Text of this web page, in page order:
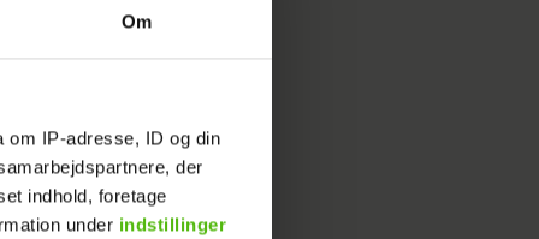
Om
IP-adresse, ID og din
der
indhold, foretage
under indstillinger
vare
tid til
til et